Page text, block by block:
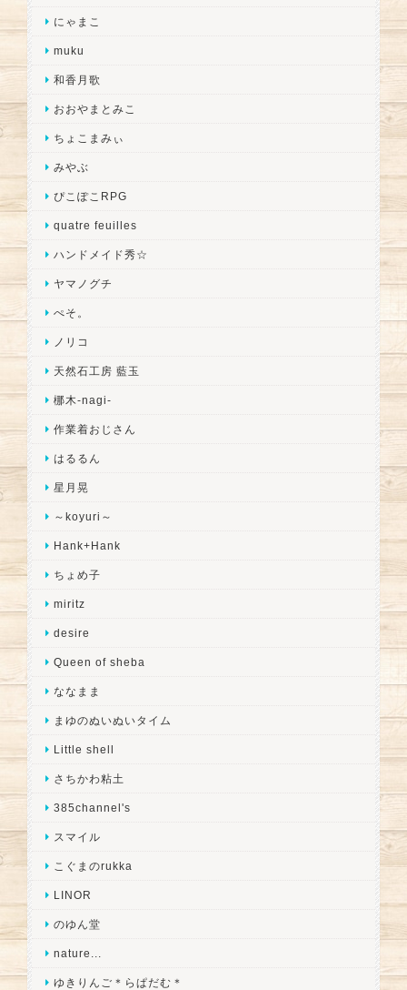
にゃまこ
muku
和香月歌
おおやまとみこ
ちょこまみぃ
みやぶ
ぴこぽこRPG
quatre feuilles
ハンドメイド秀☆
ヤマノグチ
ぺそ。
ノリコ
天然石工房 藍玉
梛木-nagi-
作業着おじさん
はるるん
星月晃
～koyuri～
Hank+Hank
ちょめ子
miritz
desire
Queen of sheba
ななまま
まゆのぬいぬいタイム
Little shell
さちかわ粘土
385channel's
スマイル
こぐまのrukka
LINOR
のゆん堂
nature...
ゆきりんご＊らぱだむ＊